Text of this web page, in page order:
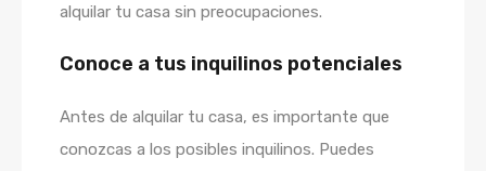
alquilar tu casa sin preocupaciones.
Conoce a tus inquilinos potenciales
Antes de alquilar tu casa, es importante que
conozcas a los posibles inquilinos. Puedes